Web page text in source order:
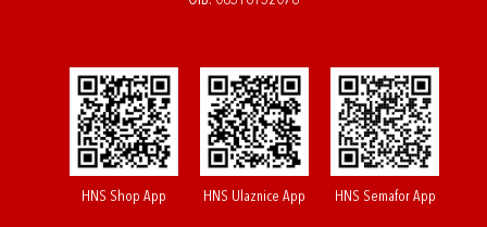
HNS Shop App HNS Ulaznice App HNS Semafor App